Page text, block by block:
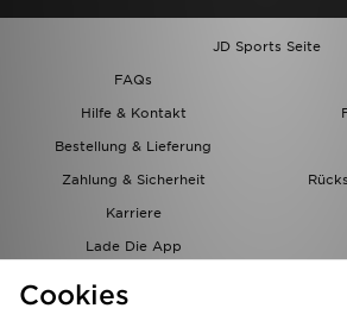
JD Sports Seite
FAQs
Hilfe & Kontakt
Bestellung & Lieferung
Zahlung & Sicherheit
Karriere
Lade Die App
Trending Styles
Cookies